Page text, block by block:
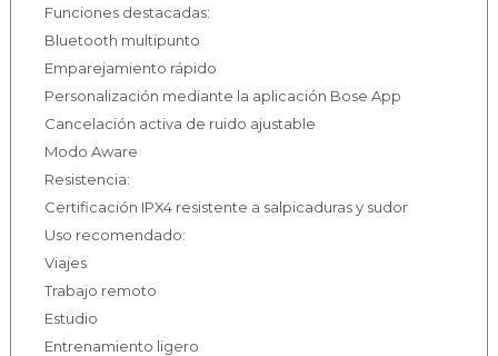
Funciones destacadas:
Bluetooth multipunto
Emparejamiento rápido
Personalización mediante la aplicación Bose App
Cancelación activa de ruido ajustable
Modo Aware
Resistencia:
Certificación IPX4 resistente a salpicaduras y sudor
Uso recomendado:
Viajes
Trabajo remoto
Estudio
Entrenamiento ligero